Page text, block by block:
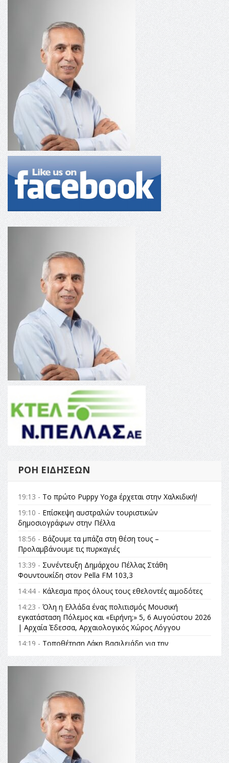
ΡΟΉ ΕΙΔΉΣΕΩΝ
19:13 - Το πρώτο Puppy Yoga έρχεται στην Χαλκιδική!
19:10 - Επίσκεψη αυστραλών τουριστικών
δημοσιογράφων στην Πέλλα
18:56 - Βάζουμε τα μπάζα στη θέση τους –
Προλαμβάνουμε τις πυρκαγιές
13:39 - Συνέντευξη Δημάρχου Πέλλας Στάθη
Φουντουκίδη στον Pella FM 103,3
14:44 - Κάλεσμα προς όλους τους εθελοντές αιμοδότες
14:23 - Όλη η Ελλάδα ένας πολιτισμός Μουσική
εγκατάσταση Πόλεμος και «Ειρήνη;» 5, 6 Αυγούστου 2026
| Αρχαία Έδεσσα, Αρχαιολογικός Χώρος Λόγγου
14:19 - Τοποθέτηση Λάκη Βασιλειάδη για την
Αναθεώρηση του Συντάγματος: «Σε τέτοιες κορυφαίες
θεσμικές διαδικασίες υπάρχει μόνο η ευθύνη απέναντι
Το πρόγραμμα του ΠΑΟΚ στον δεύτερο γύρο του
Champions League!
16:27 -Όλυμπος: Εντάχθηκε στον Κατάλογο Παγκόσμιας
Κληρονομιάς της UNESCO – Ομόφωνη η απόφαση Ο
Όλυμπος αναγνωρίστηκε ως φυσικό και πολιτιστικό
αγαθό εξέχουσας οικουμενικής αξίας για την
ανθρωπότητα